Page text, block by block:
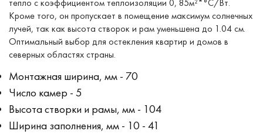
тепло с коэффициентом теплоизоляции 0, 85м²*°С/Вт.
Кроме того, он пропускает в помещение максимум солнечных
лучей, так как высота створок и рам уменьшена до 1.04 см.
Оптимальный выбор для остекления квартир и домов в
северных областях страны.
Монтажная ширина, мм - 70
Число камер - 5
Высота створки и рамы, мм - 104
Ширина заполнения, мм - 10 - 41